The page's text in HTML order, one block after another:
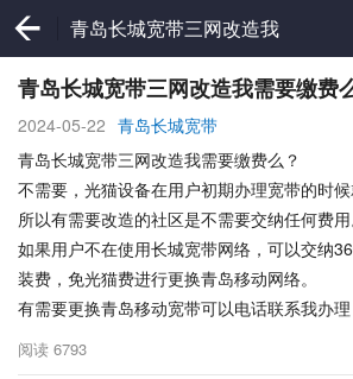
青岛长城宽带三网改造我
需要缴费么？
青岛长城宽带三网改造我需要缴费
2024-05-22 青岛长城宽带
青岛长城宽带三网改造我需要缴费么？
不需要，光猫设备在用户初期办理宽带的时候
所以有需要改造的社区是不需要交纳任何费用
如果用户不在使用长城宽带网络，可以交纳
装费，免光猫费进行更换青岛移动网络。
有需要更换青岛移动宽带可以电话联系我办
阅读 6793